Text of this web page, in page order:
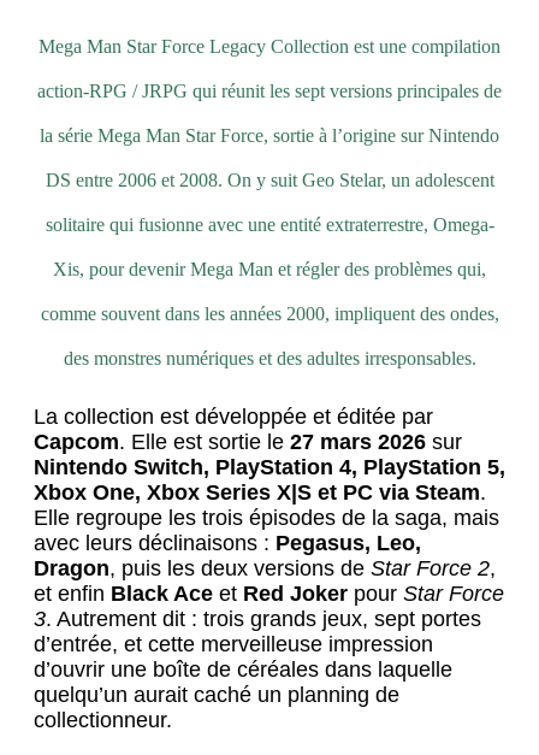
Mega Man Star Force Legacy Collection est une compilation
action-RPG / JRPG qui réunit les sept versions principales de
la série Mega Man Star Force, sortie à l’origine sur Nintendo
DS entre 2006 et 2008. On y suit Geo Stelar, un adolescent
solitaire qui fusionne avec une entité extraterrestre, Omega-
Xis, pour devenir Mega Man et régler des problèmes qui,
comme souvent dans les années 2000, impliquent des ondes,
des monstres numériques et des adultes irresponsables.
La collection est développée et éditée par
Capcom. Elle est sortie le 27 mars 2026sur
Nintendo Switch, PlayStation 4, PlayStation 5,
Xbox One, Xbox Series X|S et PC via Steam.
Elle regroupe les trois épisodes de la saga, mais
avec leurs déclinaisons : Pegasus, Leo,
Dragon, puis les deux versions de Star Force 2,
et enfin Black Aceet Red Jokerpour Star Force
3. Autrement dit : trois grands jeux, sept portes
d’entrée, et cette merveilleuse impression
d’ouvrir une boîte de céréales dans laquelle
quelqu’un aurait caché un planning de
collectionneur.